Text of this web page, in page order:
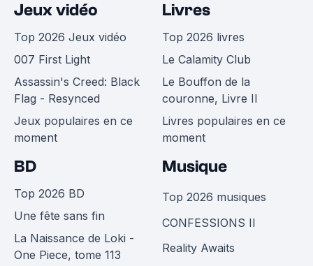
Jeux vidéo
Top 2026 Jeux vidéo
007 First Light
Assassin's Creed: Black
Flag - Resynced
Jeux populaires en ce
moment
Livres
Top 2026 livres
Le Calamity Club
Le Bouffon de la
couronne, Livre II
Livres populaires en ce
moment
BD
Top 2026 BD
Une fête sans fin
La Naissance de Loki -
One Piece, tome 113
Musique
Top 2026 musiques
CONFESSIONS II
Reality Awaits